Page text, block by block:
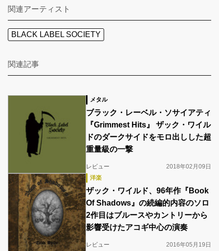
関連アーティスト
BLACK LABEL SOCIETY
関連記事
メタル
ブラック・レーベル・ソサイアティ
『Grimmest Hits』 ザック・ワイル
ドのダークサイドをモロ出しした超
重量級の一撃
レビュー
2018年02月09日
洋楽
ザック・ワイルド、96年作『Book
Of Shadows』の続編的内容のソロ
2作目はブルースやカントリーから
影響受けたアコギ中心の演奏
レビュー 2016年05月19日